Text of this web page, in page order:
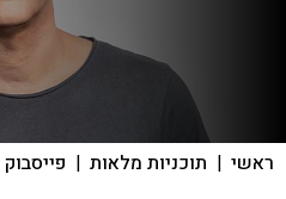
ראשי | תוכניות מלאות | פייסבוק